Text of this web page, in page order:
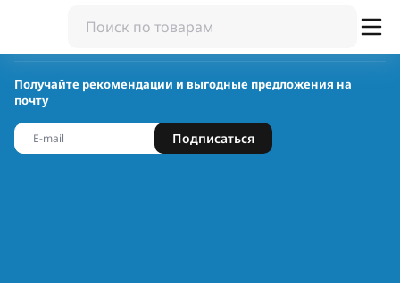
Получайте рекомендации и выгодные предложения на
почту
Подписаться